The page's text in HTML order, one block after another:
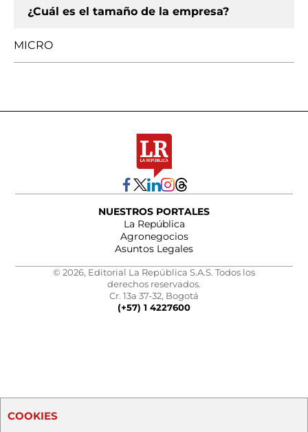
¿Cuál es el tamaño de la empresa?
MICRO
NUESTROS PORTALES
La República
Agronegocios
Asuntos Legales
© 2026, Editorial La República S.A.S. Todos los
derechos reservados.
Cr. 13a 37-32, Bogotá
(+57) 1 4227600
COOKIES